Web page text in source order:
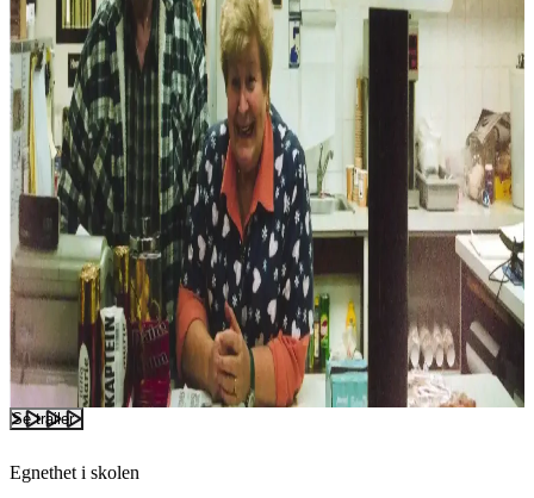
Se trailer
Egnethet i skolen